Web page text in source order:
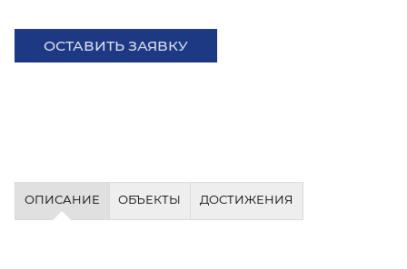
ОСТАВИТЬ ЗАЯВКУ
ОПИСАНИЕ ОБЪЕКТЫ ДОСТИЖЕНИЯ